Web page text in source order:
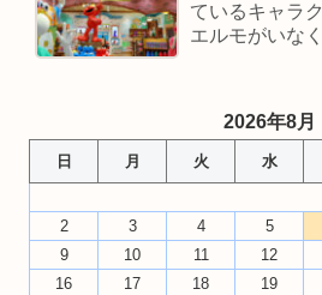
ているキャラ
エルモがいな
2026年8月
日 月 火 水
2
3 4 5
9
10 11 12
16
17 18 19